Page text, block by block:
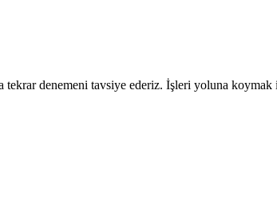
denemeni tavsiye ederiz. İşleri yoluna